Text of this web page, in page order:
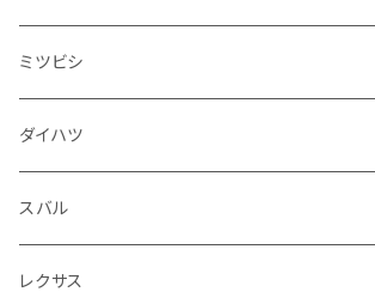
ジープ
ボルボ
ジャガー
プジョー
フォルクスワーゲン
ジープ
ボルボ
ジャガー
アストンマーティン
アウディ
ベントレー
BMW
バックドアガラス
トランクリッド
ダッシュボード
センタークラスター
ドゥカティ
モトグッツイ
アプリリア
KTM
オイルフィルター
スピードメーター
ウインカー
足回り
サスペンション
ホイール
駆動系
クラッチ
クラッチホース
フレーム
ライト系
フォグランプ
ステアリング系
シートカバー
外装系
タイヤ回り系
トランクマット
フェンダー周り
フロントガラス回り
サイドミラー
フロントガラス回り
ウォッシャージェット
フェンダー周り
運転席周り
アームレスト
バイク 排気系
フロアマット
ボンネット回り
フェンダー周り
フロントガラス回り
ミツビシ
フロアマット
キーホルダー
フロントガラス回り
ダイハツ
フロアマット
フロントガラス回り
スバル
フロアマット
レクサス